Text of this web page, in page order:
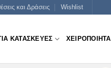
και Δράσεις Wishlist
ΚΑΤΑΣΚΕΥΕΣ ΧΕΙΡΟΠΟΙΗΤΑ